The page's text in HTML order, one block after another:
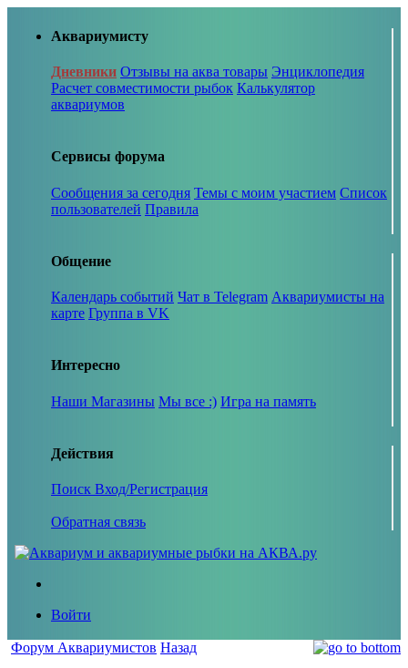
Аквариумисту
Дневники Отзывы на аква товары Энциклопедия
Расчет совместимости рыбок Калькулятор
аквариумов
Сервисы форума
Сообщения за сегодня Темы с моим участием Список
пользователей Правила
Общение
Календарь событий Чат в Telegram Аквариумисты на
карте Группа в VK
Интересно
Наши Магазины Мы все :) Игра на память
Действия
Поиск Вход/Регистрация
Обратная связь
Войти
Форум Аквариумистов Назад